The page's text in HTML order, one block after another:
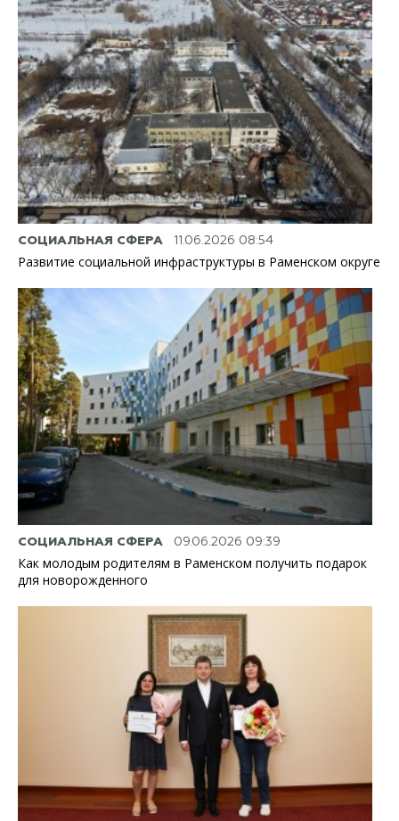
СОЦИАЛЬНАЯ СФЕРА 11.06.2026 08:54
Развитие социальной инфраструктуры в Раменском округе
СОЦИАЛЬНАЯ СФЕРА 09.06.2026 09:39
Как молодым родителям в Раменском получить подарок
для новорожденного